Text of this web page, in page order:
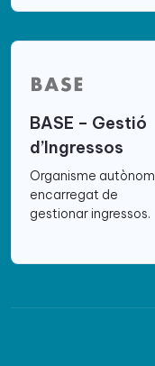
BASE – Gestió
d’Ingressos
Organisme autònom
encarregat de
gestionar ingressos.